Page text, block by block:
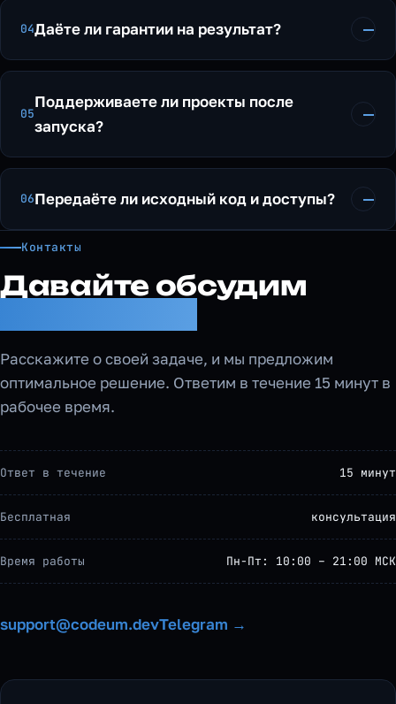
04Даёте ли гарантии на результат?
05
Поддерживаете ли проекты после
запуска?
06Передаёте ли исходный код и доступы?
Контакты
Давайте обсудим
Расскажите о своей задаче, и мы предложим
оптимальное решение. Ответим в течение 15 минут в
рабочее время.
Ответ в течение 15 минут
Бесплатная консультация
Время работы Пн-Пт: 10:00 – 21:00 МСК
support@codeum.devTelegram →